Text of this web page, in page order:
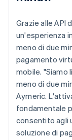
Grazie alle API
un'esperienza
meno di due
pagamento
mobile. "Siamo
meno di due
Aymeric.
fondamentale
consentito agli
soluzione di